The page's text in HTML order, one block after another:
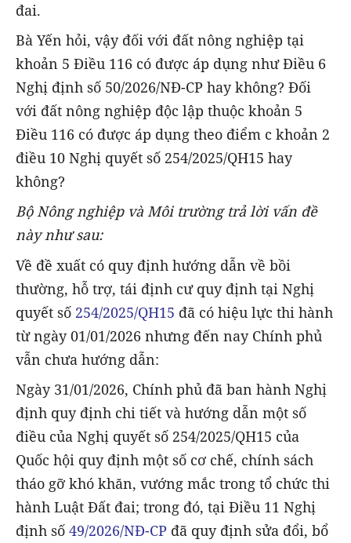
đai.
Bà Yến hỏi, vậy đối với đất nông nghiệp tại
khoản 5 Điều 116 có được áp dụng như Điều 6
Nghị định số 50/2026/NĐ-CP hay không? Đối
với đất nông nghiệp độc lập thuộc khoản 5
Điều 116 có được áp dụng theo điểm c khoản 2
điều 10 Nghị quyết số 254/2025/QH15 hay
không?
Bộ Nông nghiệp và Môi trường trả lời vấn đề
này như sau:
Về đề xuất có quy định hướng dẫn về bồi
thường, hỗ trợ, tái định cư quy định tại Nghị
quyết số 254/2025/QH15 đã có hiệu lực thi hành
từ ngày 01/01/2026 nhưng đến nay Chính phủ
vẫn chưa hướng dẫn:
Ngày 31/01/2026, Chính phủ đã ban hành Nghị
định quy định chi tiết và hướng dẫn một số
điều của Nghị quyết số 254/2025/QH15 của
Quốc hội quy định một số cơ chế, chính sách
tháo gỡ khó khăn, vướng mắc trong tổ chức thi
hành Luật Đất đai; trong đó, tại Điều 11 Nghị
định số 49/2026/NĐ-CP đã quy định sửa đổi, bổ